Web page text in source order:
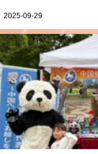
2025-09-29